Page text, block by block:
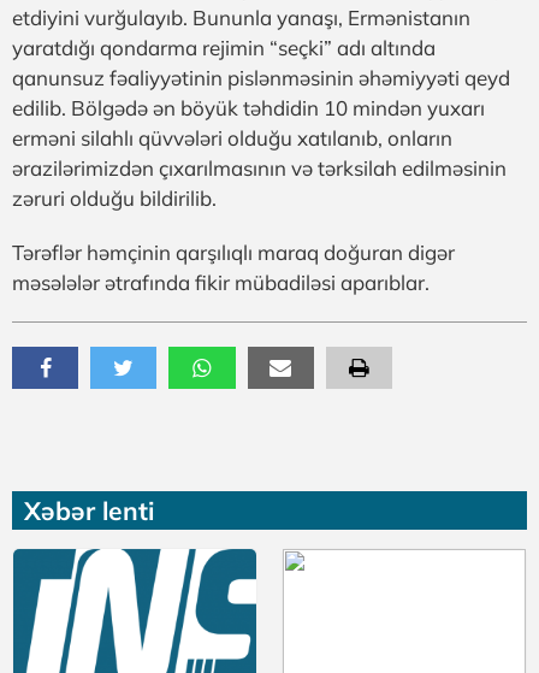
Xəbər lenti
etdiyini vurğulayıb. Bununla yanaşı, Ermənistanın
yaratdığı qondarma rejimin “seçki” adı altında
qanunsuz fəaliyyətinin pislənməsinin əhəmiyyəti qeyd
edilib. Bölgədə ən böyük təhdidin 10 mindən yuxarı
erməni silahlı qüvvələri olduğu xatılanıb, onların
ərazilərimizdən çıxarılmasının və tərksilah edilməsinin
zəruri olduğu bildirilib.
Tərəflər həmçinin qarşılıqlı maraq doğuran digər
məsələlər ətrafında fikir mübadiləsi aparıblar.